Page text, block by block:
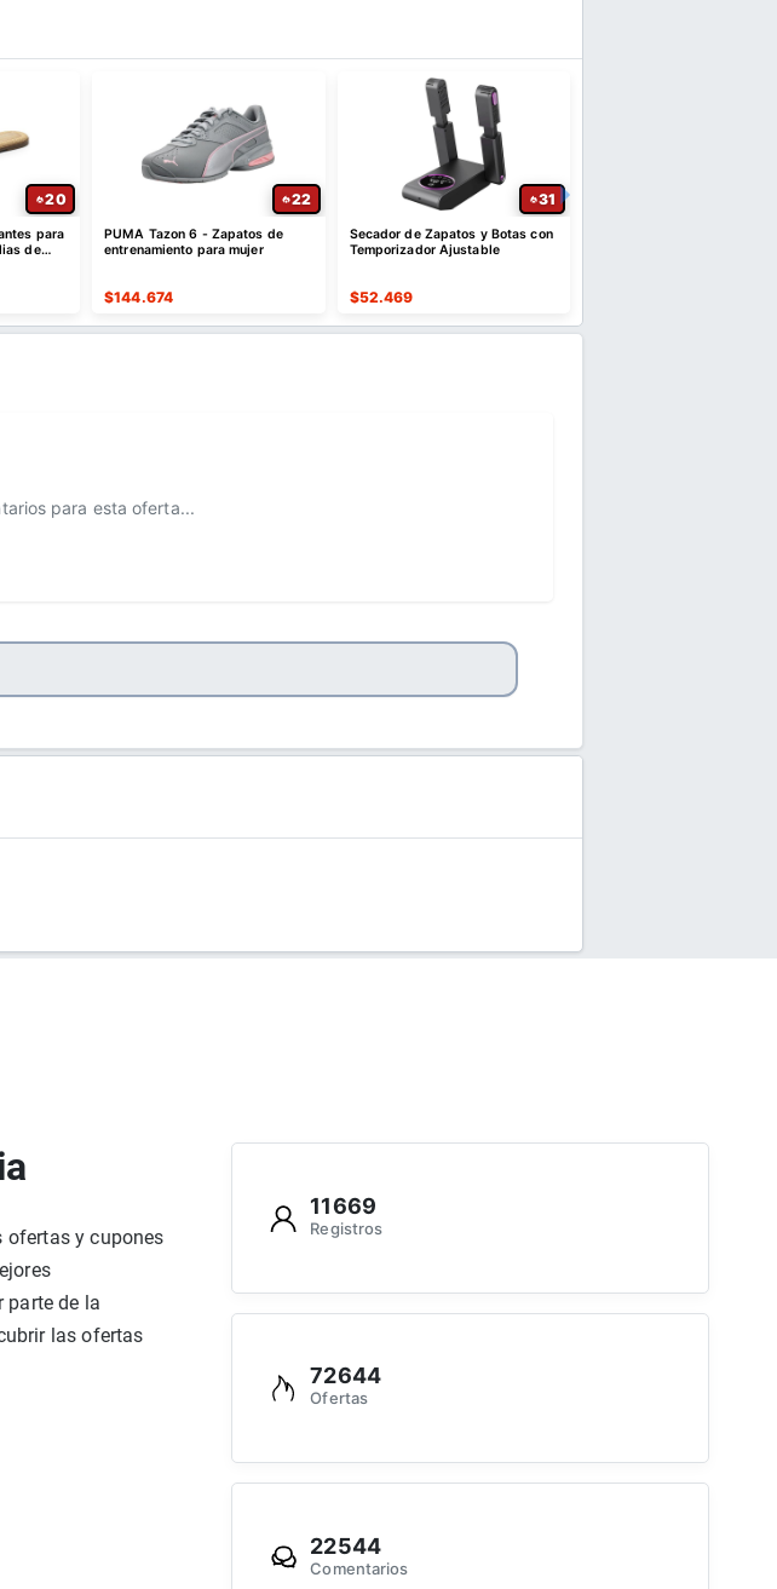
20
para
de
22
PUMA Tazon 6 - Zapatos de
entrenamiento para mujer
$144.674
31
Secador de Zapatos y Botas con
Temporizador Ajustable
$52.469
para esta oferta...
ofertas y cupones
parte de la
las ofertas
11669
Registros
72644
Ofertas
22544
Comentarios